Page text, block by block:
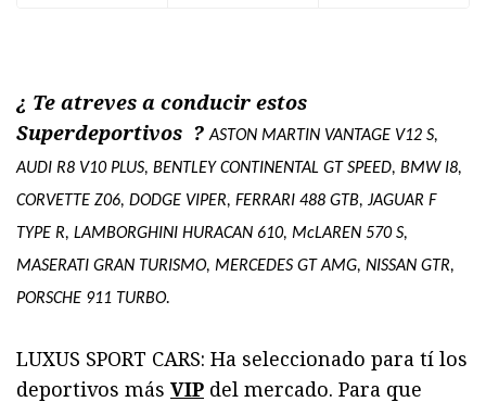
¿ Te atreves a conducir estos
Superdeportivos ? ASTON MARTIN VANTAGE V12 S,
AUDI R8 V10 PLUS, BENTLEY CONTINENTAL GT SPEED, BMW I8,
CORVETTE Z06, DODGE VIPER, FERRARI 488 GTB, JAGUAR F
TYPE R, LAMBORGHINI HURACAN 610, McLAREN 570 S,
MASERATI GRAN TURISMO, MERCEDES GT AMG, NISSAN GTR,
PORSCHE 911 TURBO.
LUXUS SPORT CARS: Ha seleccionado para tí los
deportivos más VIP del mercado. Para que